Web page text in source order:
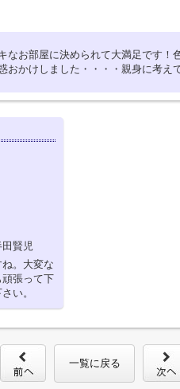
なお部屋に決められて大満足です！
おかけしました・・・・親身に考え
田賢児
。大変な
張って下
い。
一覧に戻る